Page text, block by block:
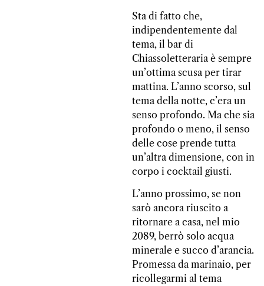
Sta di fatto che,
indipendentemente dal
tema, il bar di
Chiassoletteraria è sempre
un’ottima scusa per tirar
mattina. L’anno scorso, sul
tema della notte, c’era un
senso profondo. Ma che sia
profondo o meno, il senso
delle cose prende tutta
un’altra dimensione, con in
corpo i cocktail giusti.
L’anno prossimo, se non
sarò ancora riuscito a
ritornare a casa, nel mio
2089, berrò solo acqua
minerale e succo d’arancia.
Promessa da marinaio, per
ricollegarmi al tema